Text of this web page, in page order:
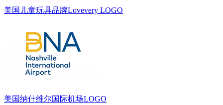
美国儿童玩具品牌Lovevery LOGO
美国纳什维尔国际机场LOGO